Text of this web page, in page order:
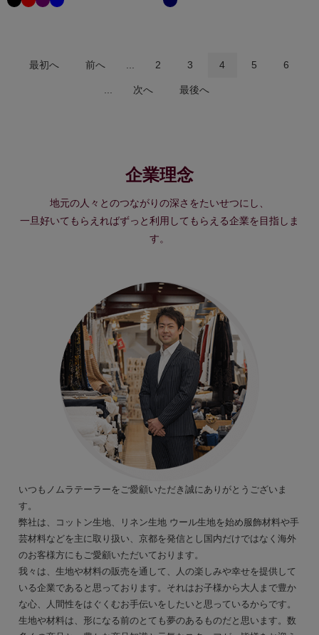
最初へ 前へ 2 3 4 5 6
次へ 最後へ
企業理念
地元の人々とのつながりの深さをたいせつにし、
一旦好いてもらえればずっと利用してもらえる企業を目指しま
す。
いつもノムラテーラーをご愛顧いただき誠にありがとうございま
す。
弊社は、コットン生地、リネン生地 ウール生地を始め服飾材料や手
芸材料などを主に取り扱い、京都を発信とし国内だけではなく海外
のお客様方にもご愛顧いただいております。
我々は、生地や材料の販売を通して、人の楽しみや幸せを提供して
いる企業であると思っております。それはお子様から大人まで豊か
な心、人間性をはぐくむお手伝いをしたいと思っているからです。
生地や材料は、形になる前のとても夢のあるものだと思います。数